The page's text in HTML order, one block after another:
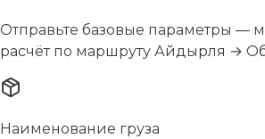
Отправьте базовые параметры —
расчёт по маршруту Айдырля →
Наименование груза